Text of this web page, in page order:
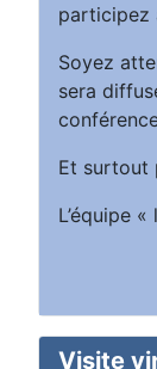
participez
Soyez
sera
Et surtout
L’équipe
Visite